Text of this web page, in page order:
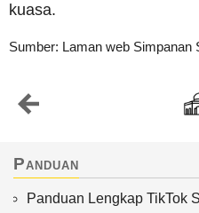
kuasa.
Sumber: Laman web Simpanan
Panduan
Panduan Lengkap TikTok